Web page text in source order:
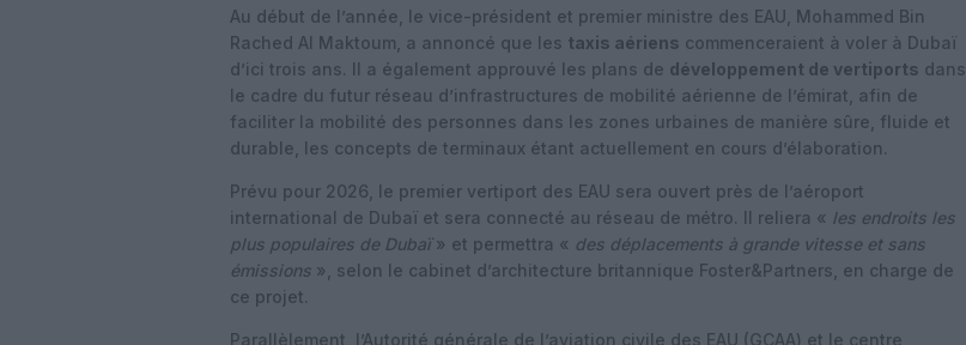
Au début de l’année, le vice-président et premier ministre des EAU, Mohammed Bin
Rached Al Maktoum, a annoncé que les taxis aériens commenceraient à voler à Dubaï
d’ici trois ans. Il a également approuvé les plans de développement de vertiports dans
le cadre du futur réseau d’infrastructures de mobilité aérienne de l’émirat, afin de
faciliter la mobilité des personnes dans les zones urbaines de manière sûre, fluide et
durable, les concepts de terminaux étant actuellement en cours d’élaboration.
Prévu pour 2026, le premier vertiport des EAU sera ouvert près de l’aéroport
international de Dubaï et sera connecté au réseau de métro. Il reliera « les endroits les
plus populaires de Dubaï» et permettra « des déplacements à grande vitesse et sans
émissions », selon le cabinet d’architecture britannique Foster&Partners, en charge de
ce projet.
Parallèlement, l’Autorité générale de l’aviation civile des EAU (GCAA) et le centre